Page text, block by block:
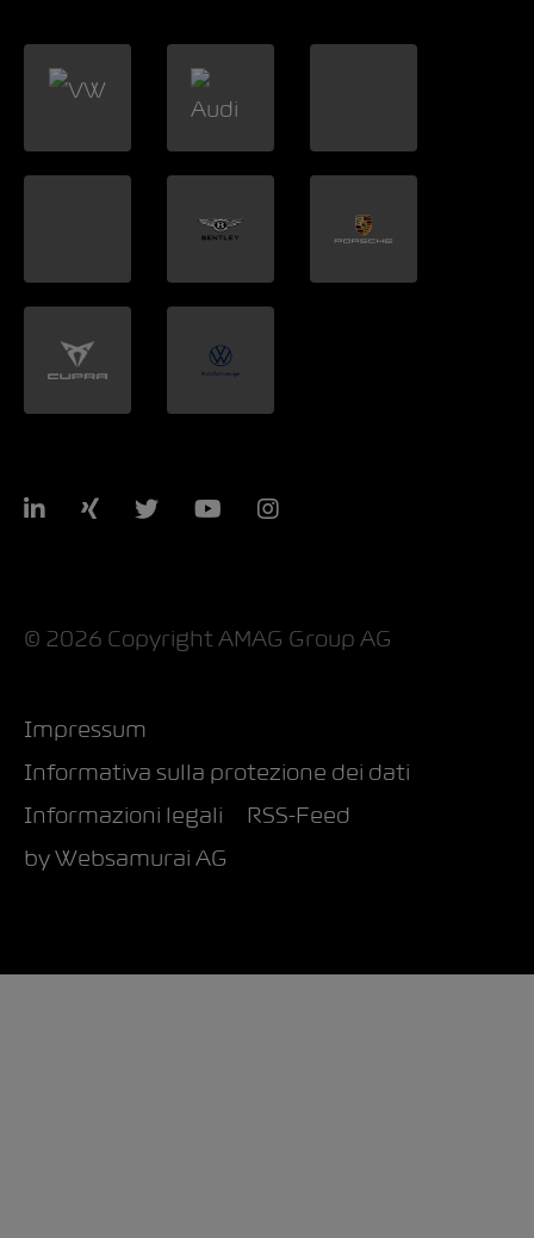
LinkedIn
Xing Twitter YouTubeInstagram
© 2026 Copyright AMAG Group AG
Impressum
Informativa sulla protezione dei dati
Informazioni legali
RSS-Feed
by Web­sa­mu­rai AG